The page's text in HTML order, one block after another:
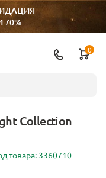
70%.
0
Collection
товара: 3360710